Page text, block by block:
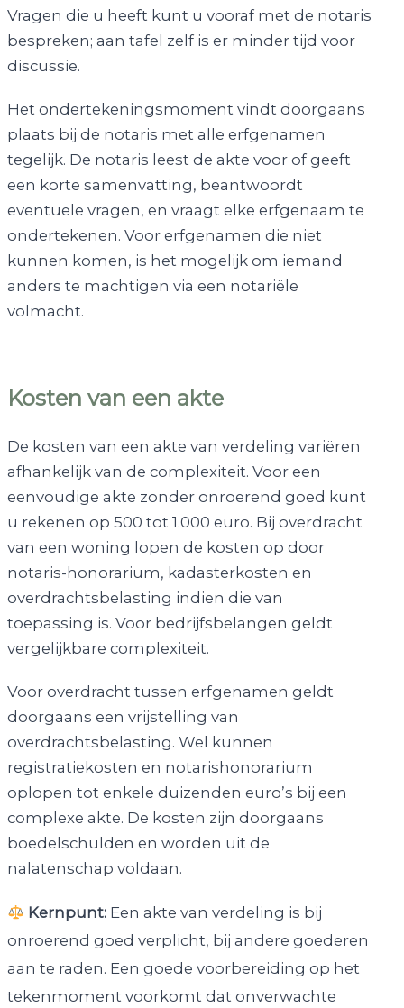
Vragen die u heeft kunt u vooraf met de notaris
bespreken; aan tafel zelf is er minder tijd voor
discussie.
Het ondertekeningsmoment vindt doorgaans
plaats bij de notaris met alle erfgenamen
tegelijk. De notaris leest de akte voor of geeft
een korte samenvatting, beantwoordt
eventuele vragen, en vraagt elke erfgenaam te
ondertekenen. Voor erfgenamen die niet
kunnen komen, is het mogelijk om iemand
anders te machtigen via een notariële
volmacht.
Kosten van een akte
De kosten van een akte van verdeling variëren
afhankelijk van de complexiteit. Voor een
eenvoudige akte zonder onroerend goed kunt
u rekenen op 500 tot 1.000 euro. Bij overdracht
van een woning lopen de kosten op door
notaris-honorarium, kadasterkosten en
overdrachtsbelasting indien die van
toepassing is. Voor bedrijfsbelangen geldt
vergelijkbare complexiteit.
Voor overdracht tussen erfgenamen geldt
doorgaans een vrijstelling van
overdrachtsbelasting. Wel kunnen
registratiekosten en notarishonorarium
oplopen tot enkele duizenden euro’s bij een
complexe akte. De kosten zijn doorgaans
boedelschulden en worden uit de
nalatenschap voldaan.
Kernpunt: Een akte van verdeling is bij
onroerend goed verplicht, bij andere goederen
aan te raden. Een goede voorbereiding op het
tekenmoment voorkomt dat onverwachte